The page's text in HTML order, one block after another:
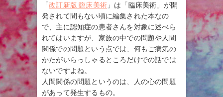
「改訂新版 臨床美術 」は「臨床美術」が開
発されて間もない頃に編集された本なの
で、主に認知症の患者さんを対象に述べら
れてはいますが、家族の中での問題や人間
関係での問題という点では、何もご病気の
かたがいらっしゃるところだけでの話では
ないですよね。
人間関係の問題というのは、人の心の問題
があって発生するもの。